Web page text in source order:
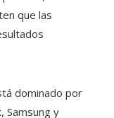
que las
dominado por
Samsung y